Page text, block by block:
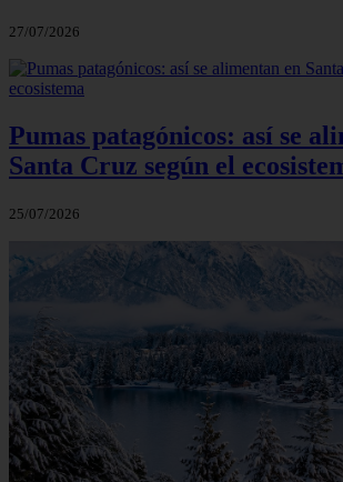
27/07/2026
Pumas patagónicos: así se
Santa Cruz según el
25/07/2026